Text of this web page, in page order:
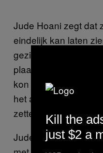
Jude Hoani zegt dat
eindelijk kan laten
gezicht dat mensen
plaatsen,” vertelt ze
kon ik laten zien wie
het al 20 jaar en heb
zetten.”
Jude (foto hieronder)
Kill the
just $2 a